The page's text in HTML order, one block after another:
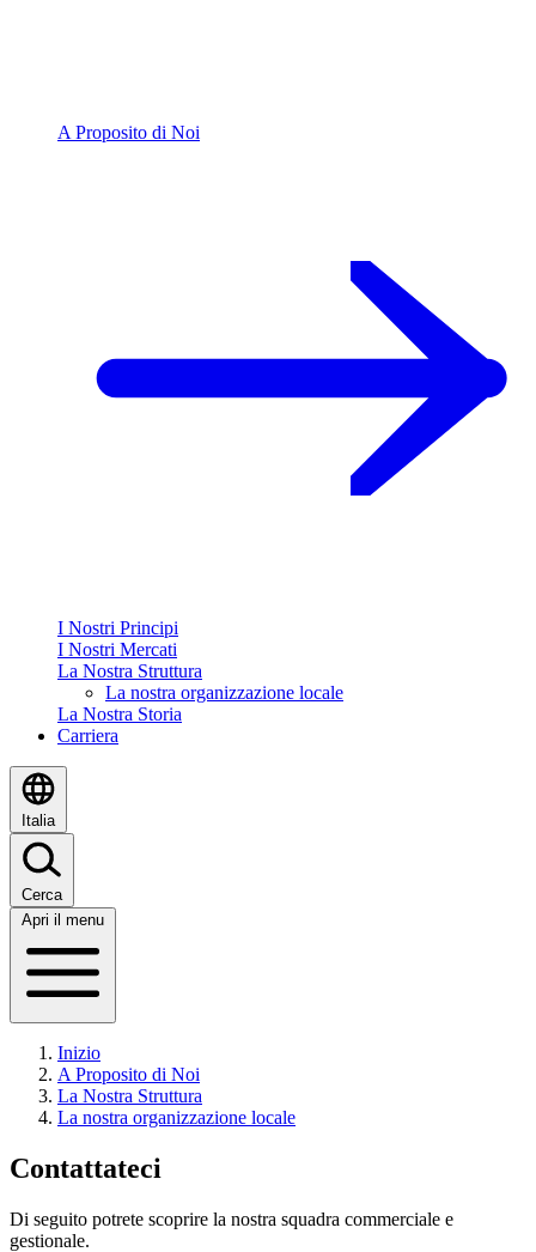
A Proposito di Noi
I Nostri Principi
I Nostri Mercati
La Nostra Struttura
La nostra organizzazione locale
La Nostra Storia
Carriera
Italia
Cerca
Apri il menu
Inizio
A Proposito di Noi
La Nostra Struttura
La nostra organizzazione locale
Contattateci
Di seguito potrete scoprire la nostra squadra commerciale e
gestionale.